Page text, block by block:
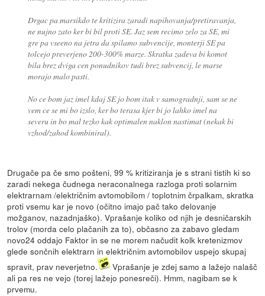
Drgac pa marsikdo te kritizira zaradi napihovanja/pretiravanja,
ne nujno zato ker bi bil proti SE. Jaz sem recimo zelo za SE, mi
gre pa vseeno na jetra da spilamo subvencije, monterji SE pa
tolcejo preverjeno 200-300% marze. Skratka zadeva bi komot
bila brez dviga cen ponudnikov tudi brez subvencij, le marse
morajo malo pasti.
No ce bom jaz imel kdaj SE jo bom itak v samogradnji, sam se ne
vem ce se mi bo izslo, ker bo terasa kjer bi jo lahko imel na
severu in bo mal tezko kak optimalen naklon nastimat (nekak bi
vzhod/zahod kombiniral).
Drugače pa če smo pošteni, 99 % kritiziranja je s strani tistih ki so
zaradi nekega čudnega neraconalnega razloga proti solarnim
elektrarnam /električnim avtomobilom / toplotnim črpalkam, skratka
proti vsemu kar je novo (očitno imajo pač tako delovanje
možganov, nazadnjaško). Vprašanje koliko od njih je desničarskih
trolov (morda celo plačanih za to), občasno za zabavo gledam
novo24 oddajo Faktor in se ne morem načudit kolk kretenizmov
glede sončnih elektrarn in električnim avtomobilov uspejo skupaj
spravit, prav neverjetno.
Vprašanje je zdej samo a lažejo nalašč
ali pa res ne vejo (torej lažejo ponesreči). Hmm, nagibam se k
prvemu.